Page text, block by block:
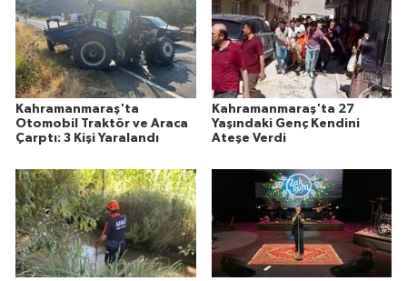
Kahramanmaraş'ta
Otomobil Traktör ve Araca
Çarptı: 3 Kişi Yaralandı
Kahramanmaraş'ta 27
Yaşındaki Genç Kendini
Ateşe Verdi